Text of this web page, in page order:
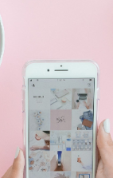
COLLABORAZIONI
CONTATTI